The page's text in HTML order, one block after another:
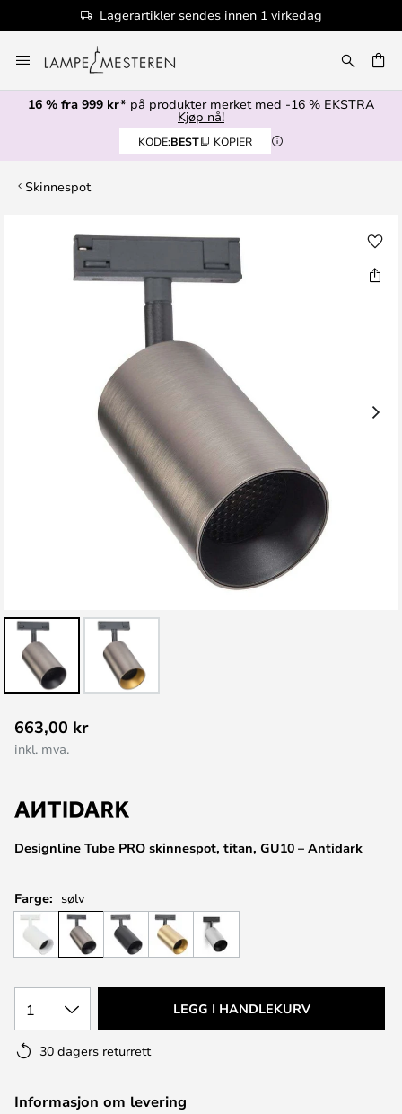
Lagerartikler sendes innen 1 virkedag
til
innhold
16 % fra 999 kr* på produkter merket med -16 % EKSTRA
Kjøp nå!
KODE:BEST KOPIER
Skinnespot
til
begynnelsen
bildegalleri
Designline Tube PRO skinnespot, titan, GU10 – Antidark
663,00 kr
inkl. mva.
Farge: sølv
1 LEGG I HANDLEKURV
30 dagers returrett
Informasjon om levering